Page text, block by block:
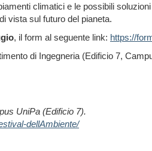
climatici e le possibili
vista sul futuro del pianeta.
, il form al seguente link: https://
di Ingegneria (Edificio 7,
UniPa (Edificio 7).
dellAmbiente/